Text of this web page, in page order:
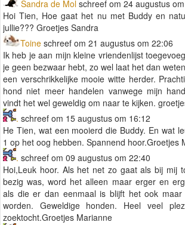
Sandra de Mol schreef om 24 augustus
Hoi Tien, Hoe gaat het nu met Buddy en
jullie??? Groetjes Sandra
Toine schreef om 21 augustus om 22:06
Ik heb je aan mijn kleine vriendenlijst
je geen bezwaar hebt, zo wel laat het dan
een verschrikkelijke mooie witte herder.
hond niet meer handelen vanwege mijn
vindt het wel geweldig om naar te kijken.
. schreef om 15 augustus om 16:12
He Tien, wat een mooierd die Buddy. En wat
1 op het oog hebben. Spannend hoor.Groetjes
. schreef om 09 augustus om 22:40
Hoi,Leuk hoor. Als het net zo gaat als bij mij
bezig was, word het alleen maar erger en
als die er dan eenmaal is blijft het ook maar
worden. Geweldige honden. Heel veel
zoektocht.Groetjes Marianne